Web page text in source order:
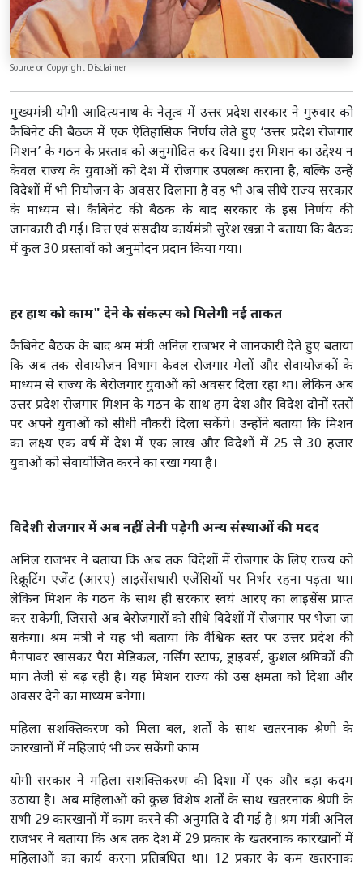
Source or Copyright Disclaimer
मुख्यमंत्री योगी आदित्यनाथ के नेतृत्व में उत्तर प्रदेश सरकार ने गुरुवार को
कैबिनेट की बैठक में एक ऐतिहासिक निर्णय लेते हुए ‘उत्तर प्रदेश रोजगार
मिशन’ के गठन के प्रस्ताव को अनुमोदित कर दिया। इस मिशन का उद्देश्य न
केवल राज्य के युवाओं को देश में रोजगार उपलब्ध कराना है, बल्कि उन्हें
विदेशों में भी नियोजन के अवसर दिलाना है वह भी अब सीधे राज्य सरकार
के माध्यम से। कैबिनेट की बैठक के बाद सरकार के इस निर्णय की
जानकारी दी गई। वित्त एवं संसदीय कार्यमंत्री सुरेश खन्ना ने बताया कि बैठक
में कुल 30 प्रस्तावों को अनुमोदन प्रदान किया गया।
हर हाथ को काम" देने के संकल्प को मिलेगी नई ताकत
कैबिनेट बैठक के बाद श्रम मंत्री अनिल राजभर ने जानकारी देते हुए बताया
कि अब तक सेवायोजन विभाग केवल रोजगार मेलों और सेवायोजकों के
माध्यम से राज्य के बेरोजगार युवाओं को अवसर दिला रहा था। लेकिन अब
उत्तर प्रदेश रोजगार मिशन के गठन के साथ हम देश और विदेश दोनों स्तरों
पर अपने युवाओं को सीधी नौकरी दिला सकेंगे। उन्होंने बताया कि मिशन
का लक्ष्य एक वर्ष में देश में एक लाख और विदेशों में 25 से 30 हजार
युवाओं को सेवायोजित करने का रखा गया है।
विदेशी रोजगार में अब नहीं लेनी पड़ेगी अन्य संस्थाओं की मदद
अनिल राजभर ने बताया कि अब तक विदेशों में रोजगार के लिए राज्य को
रिक्रूटिंग एजेंट (आरए) लाइसेंसधारी एजेंसियों पर निर्भर रहना पड़ता था।
लेकिन मिशन के गठन के साथ ही सरकार स्वयं आरए का लाइसेंस प्राप्त
कर सकेगी, जिससे अब बेरोजगारों को सीधे विदेशों में रोजगार पर भेजा जा
सकेगा। श्रम मंत्री ने यह भी बताया कि वैश्विक स्तर पर उत्तर प्रदेश की
मैनपावर खासकर पैरा मेडिकल, नर्सिंग स्टाफ, ड्राइवर्स, कुशल श्रमिकों की
मांग तेजी से बढ़ रही है। यह मिशन राज्य की उस क्षमता को दिशा और
अवसर देने का माध्यम बनेगा।
महिला सशक्तिकरण को मिला बल, शर्तों के साथ खतरनाक श्रेणी के
कारखानों में महिलाएं भी कर सकेंगी काम
योगी सरकार ने महिला सशक्तिकरण की दिशा में एक और बड़ा कदम
उठाया है। अब महिलाओं को कुछ विशेष शर्तों के साथ खतरनाक श्रेणी के
सभी 29 कारखानों में काम करने की अनुमति दे दी गई है। श्रम मंत्री अनिल
राजभर ने बताया कि अब तक देश में 29 प्रकार के खतरनाक कारखानों में
महिलाओं का कार्य करना प्रतिबंधित था। 12 प्रकार के कम खतरनाक